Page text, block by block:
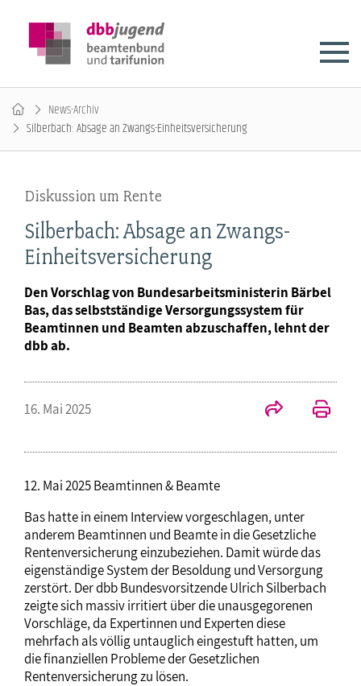
News-Archiv
Silberbach: Absage an Zwangs-Einheitsversicherung
Diskussion um Rente
Silberbach: Absage an Zwangs-
Einheitsversicherung
Den Vorschlag von Bundesarbeitsministerin Bärbel
Bas, das selbstständige Versorgungssystem für
Beamtinnen und Beamten abzuschaffen, lehnt der
dbb ab.
16. Mai 2025
12. Mai 2025 Beamtinnen & Beamte
Bas hatte in einem Interview vorgeschlagen, unter
anderem Beamtinnen und Beamte in die Gesetzliche
Rentenversicherung einzubeziehen. Damit würde das
eigenständige System der Besoldung und Versorgung
zerstört. Der dbb Bundesvorsitzende Ulrich Silberbach
zeigte sich massiv irritiert über die unausgegorenen
Vorschläge, da Expertinnen und Experten diese
mehrfach als völlig untauglich eingestuft hatten, um
die finanziellen Probleme der Gesetzlichen
Rentenversicherung zu lösen.